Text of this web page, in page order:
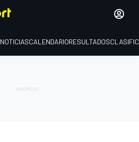
NOTICIASCALENDARIORESULTADOS